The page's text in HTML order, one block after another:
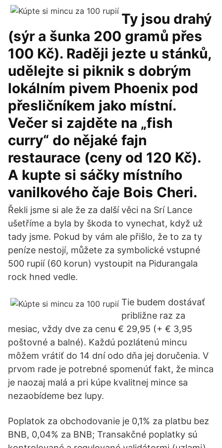
Ty jsou drahý
(sýr a šunka 200 gramů přes
100 Kč). Raději jezte u stánků,
udělejte si piknik s dobrým
lokálním pivem Phoenix pod
přesličníkem jako místní.
Večer si zajděte na „fish
curry“ do nějaké fajn
restaurace (ceny od 120 Kč).
A kupte si sáčky místního
vanilkového čaje Bois Cheri.
Řekli jsme si ale že za další věci na Srí Lance
ušetříme a byla by škoda to vynechat, když už
tady jsme. Pokud by vám ale přišlo, že to za ty
peníze nestojí, můžete za symbolické vstupné
500 rupií (60 korun) vystoupit na Pidurangala
rock hned vedle.
Tie budem dostávať
približne raz za
mesiac, vždy dve za cenu € 29,95 (+ € 3,95
poštovné a balné). Každú pozlátenú mincu
môžem vrátiť do 14 dní odo dňa jej doručenia. V
prvom rade je potrebné spomenúť fakt, že minca
je naozaj malá a pri kúpe kvalitnej mince sa
nezaobídeme bez lupy.
Poplatok za obchodovanie je 0,1% za platbu bez
BNB, 0,04% za BNB; Transakčné poplatky sú